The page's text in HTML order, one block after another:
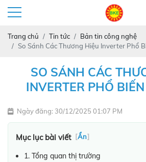
Trang chủ Tin tức
Bản tin công nghệ
So Sánh Các Thương Hiệu Inverter Phổ
SO SÁNH CÁC
INVERTER PHỔ
Ngày đăng: 30/12/2025 01:07 PM
Mục lục bài viết [Ẩn]
1. Tổng quan thị trường